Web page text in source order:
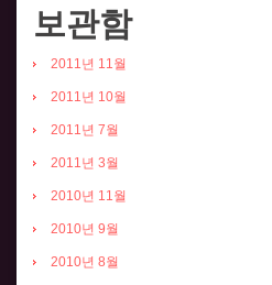
보관함
2011년 11월
2011년 10월
2011년 7월
2011년 3월
2010년 11월
2010년 9월
2010년 8월